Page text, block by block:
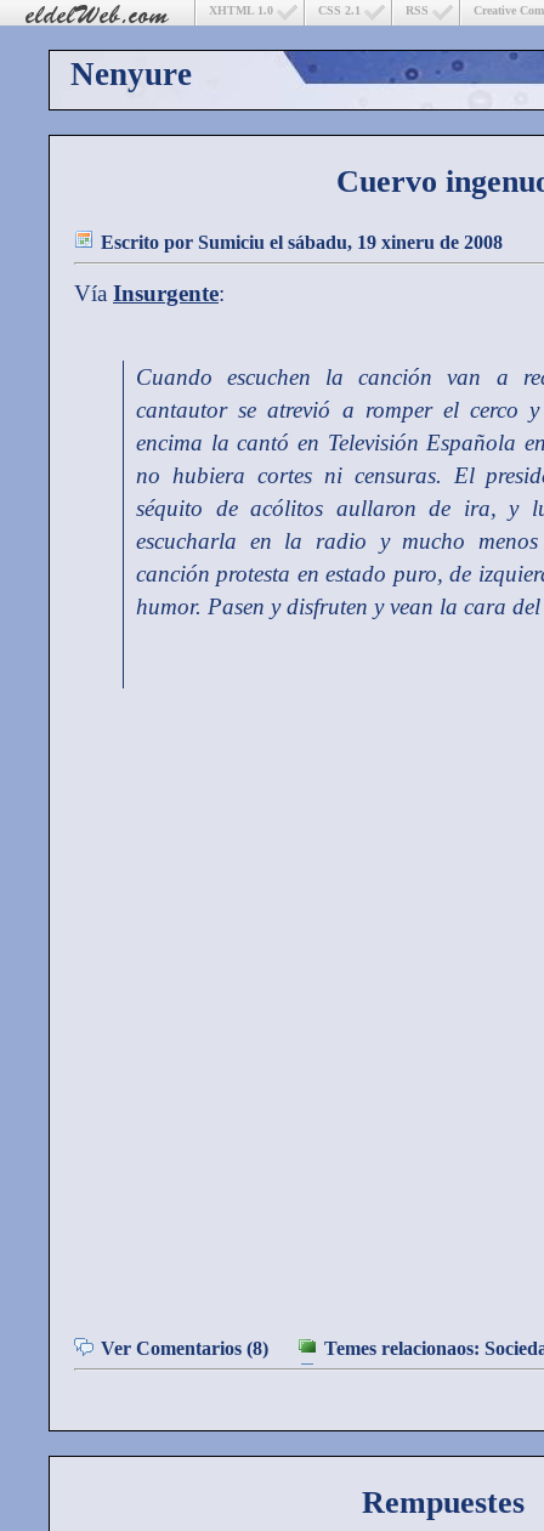
Creative
RSS
CSS 2.1
XHTML 1.0
Nenyure
Cuervo
Escrito por Sumiciu el sábadu, 19 xineru de 2008
Vía Insurgente:
Cuando escuchen la canción van a
cantautor se atrevió a romper el cerco
encima la cantó en Televisión Española
no hubiera cortes ni censuras. El
séquito de acólitos aullaron de ira, y
escucharla en la radio y mucho
canción protesta en estado puro, de
humor. Pasen y disfruten y vean la cara
Ver Comentarios (8) Temes relacionaos:
Rempuestes